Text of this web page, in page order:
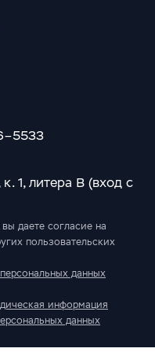
1, литера В (вход с
даете согласие на
пользовательских
данных
информация
данных